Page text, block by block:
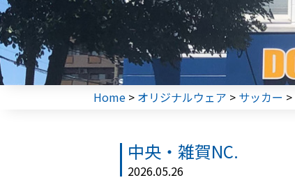
Home > オリジナルウェア > サッカー >
中央・雑賀NC.
2026.05.26